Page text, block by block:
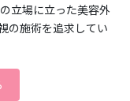
立場に立った美容外
の施術を追求してい